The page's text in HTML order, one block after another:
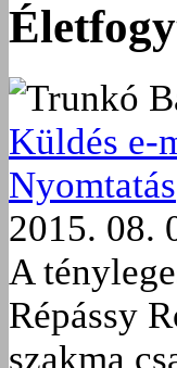
Trunkó
Küldés e-
Nyomtatás
2015. 08.
A
Répássy
szakma